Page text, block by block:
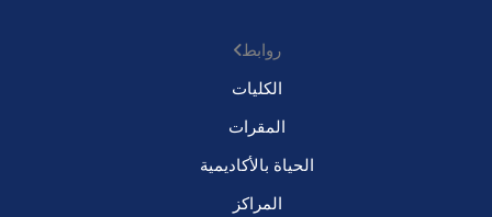
روابط
الكليات
المقرات
الحياة بالأكاديمية
المراكز